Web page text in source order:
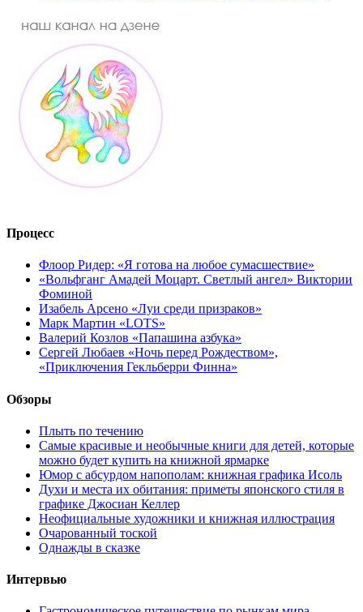
Процесс
Флоор Ридер: «Я готова на любое сумасшествие»
«Вольфганг Амадей Моцарт. Светлый ангел» Виктории
Фоминой
Изабель Арсено «Луи среди призраков»
Марк Мартин «LOTS»
Валерий Козлов «Папашина азбука»
Сергей Любаев «Ночь перед Рождеством»,
«Приключения Гекльберри Финна»
Обзоры
Плыть по течению
Самые красивые и необычные книги для детей, которые
можно будет купить на книжной ярмарке
Юмор с абсурдом напополам: книжная графика Исоль
Духи и места их обитания: приметы японского стиля в
графике Джосиан Келлер
Неофициальные художники и книжная иллюстрация
Очарованный тоской
Однажды в сказке
Интервью